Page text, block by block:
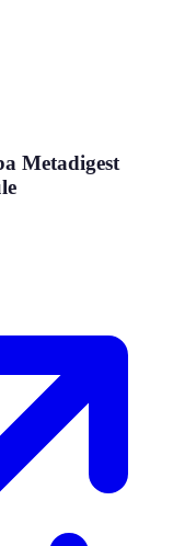
Metadigest